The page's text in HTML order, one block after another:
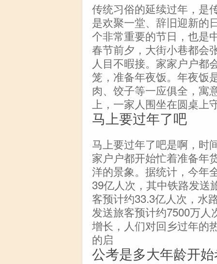
传统习俗的延续过年，是
是欢聚一堂、辞旧迎新的
个非常重要的节日，也是
春节前夕，大街小巷都会
人目不暇接。家家户户都
笼，准备年夜饭。年夜饭
肉、饺子等一应俱全，寓
上，一家人围坐在圆桌上
马上要过年了吧
马上要过年了吧是啊，时
家户户都开始忙着准备年
洋的景象。据统计，今年
39亿人次，其中铁路发送
客预计约33.3亿人次，水
发送旅客预计约7500万
增长，人们对回乡过年的
的启
公考是多大年龄开